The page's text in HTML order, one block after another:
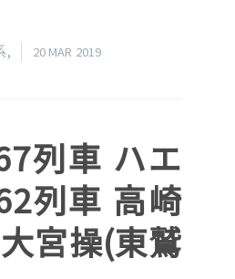
, 20 MAR 2019
列車 ハエ
列車 高崎
宮操(東鷲